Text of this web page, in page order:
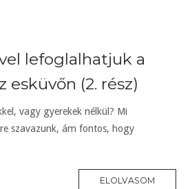
lefoglalhatjuk a
esküvőn (2. rész)
vagy gyerekek nélkül? Mi
szavazunk, ám fontos, hogy
ELOLVASOM